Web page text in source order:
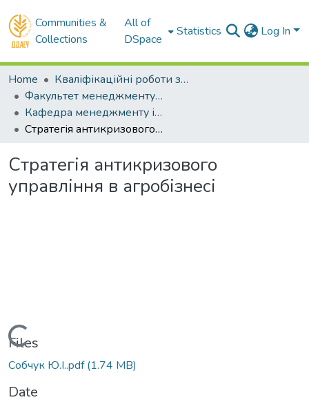
Communities &
Collections
All of
DSpace
Statistics Log In
Home
Кваліфікаційні роботи здобувачів вищої освіти
Факультет менеджменту і маркетингу
Кафедра менеджменту і права. Бакалаври
Стратегія антикризового управління в агробізнесі
Стратегія антикризового
управління в агробізнесі
Loading...
Files
Собчук Ю.І..pdf(1.74 MB)
Date